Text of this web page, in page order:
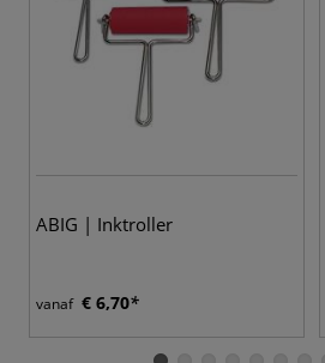
ABIG | Inktroller
vanaf € 6,70